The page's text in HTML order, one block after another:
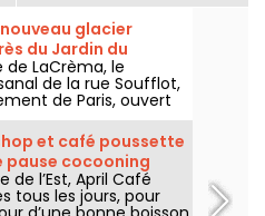
glacier
du Jardin du
LaCrèma, le
de la rue Soufflot,
de Paris, ouvert
le comptoir,
végétaux maison qui
vous dit tout !
et café poussette
pause cocooning
de l’Est, April Café
tous les jours, pour